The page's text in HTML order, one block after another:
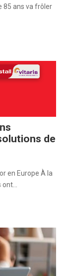
85 ans va frôler
de
en Europe À la